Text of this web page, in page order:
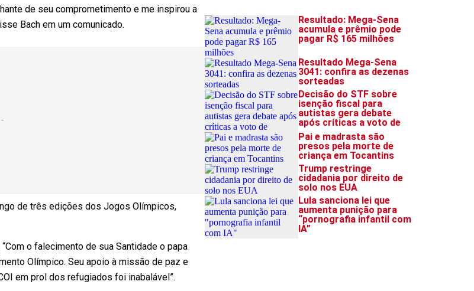
de seu comprometimento e me inspirou a
Bach em um comunicado.
de três edições dos Jogos Olímpicos,
o falecimento de sua Santidade o papa
Olímpico. Seu apoio à missão de paz e
em prol dos refugiados foi inabalável”.